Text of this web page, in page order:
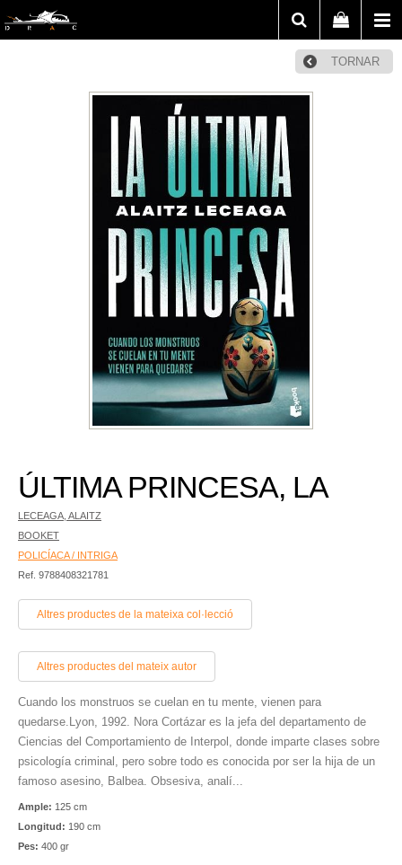
TORNAR
ÚLTIMA PRINCESA, LA
LECEAGA, ALAITZ
BOOKET
POLICÍACA / INTRIGA
Ref. 9788408321781
Altres productes de la mateixa col·lecció
Altres productes del mateix autor
Cuando los monstruos se cuelan en tu mente, vienen para
quedarse.Lyon, 1992. Nora Cortázar es la jefa del departamento de
Ciencias del Comportamiento de Interpol, donde imparte clases sobre
psicología criminal, pero sobre todo es conocida por ser la hija de un
famoso asesino, Balbea. Obsesiva, analí...
Ample: 125 cm
Longitud: 190 cm
Pes: 400 gr